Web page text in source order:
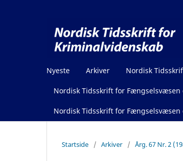
Nyeste Arkiver Nordisk
Nordisk Tidsskrift for Fængselsvæsen
Nordisk Tidsskrift for
Startside / Arkiver / Årg. 67 Nr. 2